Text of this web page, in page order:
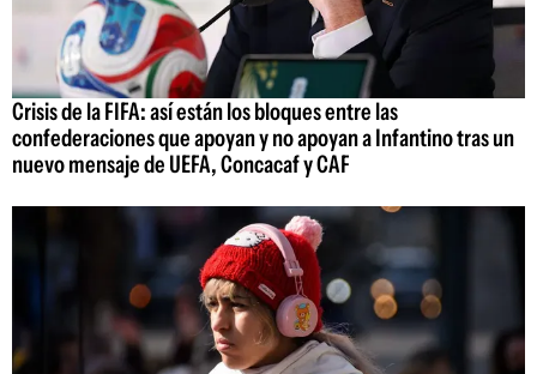
Crisis de la FIFA: así están los bloques entre las
confederaciones que apoyan y no apoyan a Infantino tras un
nuevo mensaje de UEFA, Concacaf y CAF